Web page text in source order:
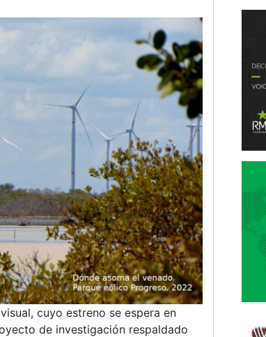
cuyo estreno se espera en
de investigación respaldado